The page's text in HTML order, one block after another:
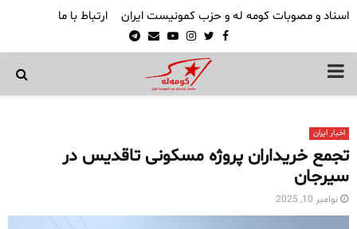
اسناد و مصوبات کومه له و حزب کمونیست ایران ارتباط با ما
Facebook
Twitter
Instagram
Youtube
Email
Telegram
PRIMARY
اخبار ایران
تجمع خریداران پروژه مسکونی تاقدیس در
سیرجان
نوامبر 10, 2025